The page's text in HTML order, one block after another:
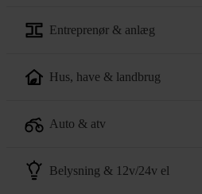
entreprenør & anlæg
hus, have & landbrug
auto & atv
belysning & 12v/24v el